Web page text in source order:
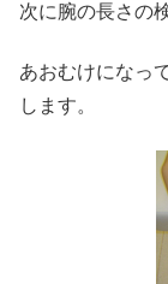
次に腕の長さの
あおむけになっ
します。